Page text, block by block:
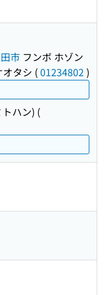
市 フンボ ホゾン
タシ (01234802 )
トハン) (